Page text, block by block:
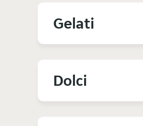
Gelati
Dolci